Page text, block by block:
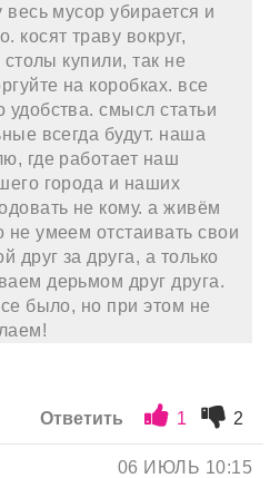
мусор убирается и
косят траву вокруг,
столы купили, так не
на коробках. все
удобства. смысл статьи
всегда будут. наша
где работает наш
города и наших
не кому. а живём
умеем отстаивать свои
друг за друга, а только
дерьмом друг друга.
было, но при этом не
Ответить 1 2
06 ИЮЛЬ 10:15